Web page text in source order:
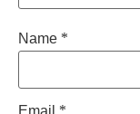
Name *